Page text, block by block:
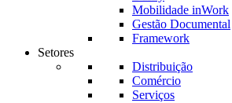
Mobilidade inWork
Gestão Documental
Framework
Setores
Distribuição
Comércio
Serviços